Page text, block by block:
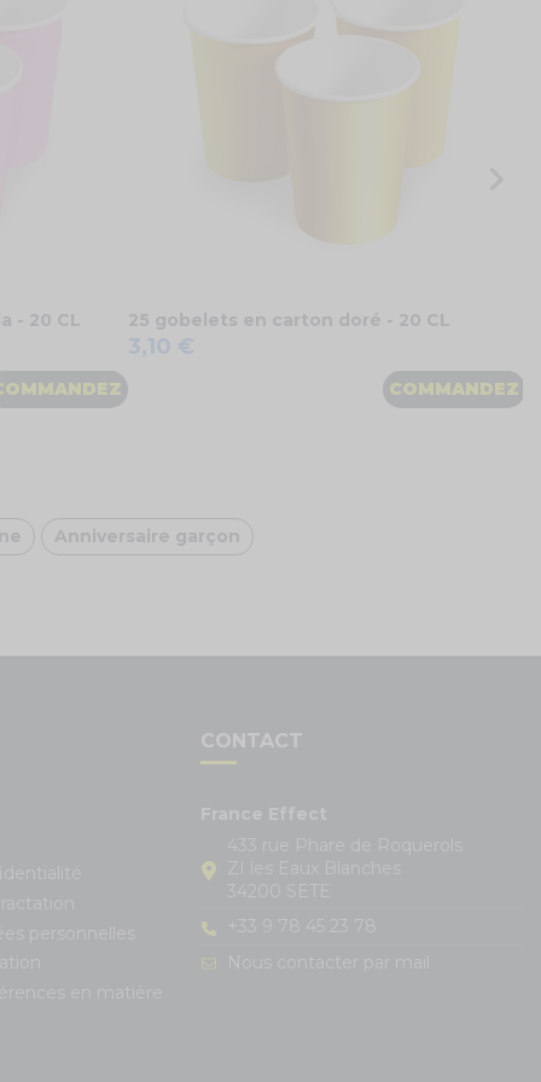
- 20 CL 25 gobelets en carton doré - 20 CL
3,10 €
COMMANDEZ
Anniversaire garçon
CONTACT